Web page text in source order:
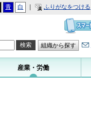
青 白 ふりがなをつける
組織から探す
産業・労働